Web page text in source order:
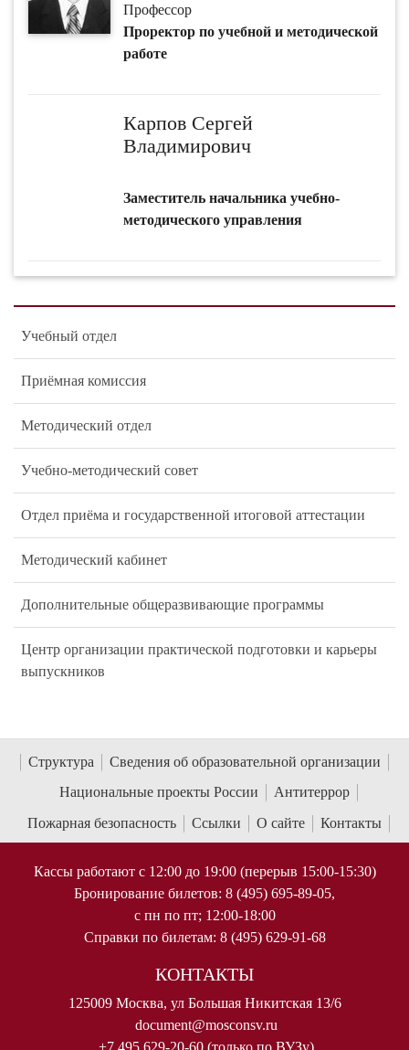
Учебный отдел
Приёмная комиссия
Методический отдел
Учебно-методический совет
Отдел приёма и государственной итоговой аттестации
Методический кабинет
Дополнительные общеразвивающие программы
Центр организации практической подготовки и карьеры
выпускников
Профессор
Проректор по учебной и методической
работе
Карпов Сергей
Владимирович
Заместитель начальника учебно-
методического управления
Структура
Сведения об образовательной организации
Национальные проекты России
Антитеррор
Пожарная безопасность
Ссылки О сайте Контакты
Кассы работают с 12:00 до 19:00 (перерыв 15:00-15:30)
Бронирование билетов: 8 (495) 695-89-05,
с пн по пт; 12:00-18:00
Справки по билетам: 8 (495) 629-91-68
КОНТАКТЫ
125009 Москва, ул Большая Никитская 13/6
document@mosconsv.ru
+7 495 629-20-60 (только по ВУЗу)